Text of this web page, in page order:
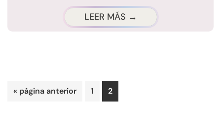
LEER MÁS →
« Ir
página anterior Página
1 Página
2